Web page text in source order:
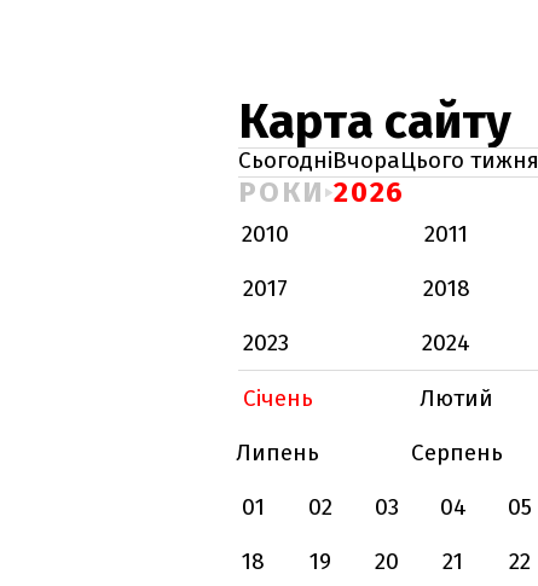
Карта сайту
СьогодніВчораЦього тижня
РОКИ 2026
2010 2011
2017
2018
2023
2024
Січень
Лютий
Липень
Серпень
01
02 03 04 05
18
19 20 21 22